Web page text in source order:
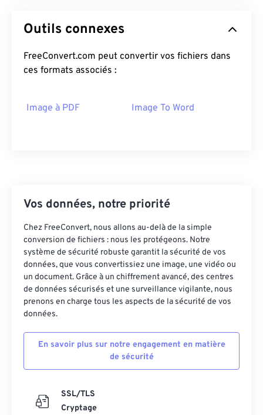
Outils connexes
FreeConvert.com peut convertir vos fichiers dans
ces formats associés :
Image à PDF Image To Word
Vos données, notre priorité
Chez FreeConvert, nous allons au-delà de la simple
conversion de fichiers : nous les protégeons. Notre
système de sécurité robuste garantit la sécurité de vos
données, que vous convertissiez une image, une vidéo ou
un document. Grâce à un chiffrement avancé, des centres
de données sécurisés et une surveillance vigilante, nous
prenons en charge tous les aspects de la sécurité de vos
données.
En savoir plus sur notre engagement en matière
de sécurité
SSL/TLS
Cryptage